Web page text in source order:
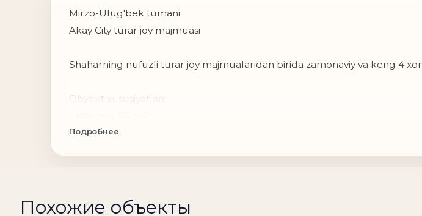
Mirzo-Ulug'bek tumani
Akay City turar joy majmuasi
Shaharning nufuzli turar joy majmualaridan birida zamonaviy va keng 4
Obyekt xususiyatlari:
- Qavat: 24 / 25
- Kadastr bilan rasmiylashtirilgan parking joyi mavjud
Подробнее
Похожие объекты